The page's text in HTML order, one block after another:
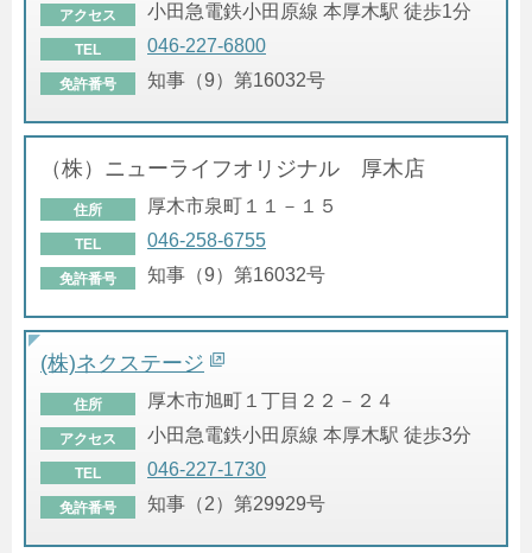
アクセス 小田急電鉄小田原線 本厚木駅 徒歩1分
TEL 046-227-6800
免許番号 知事（9）第16032号
（株）ニューライフオリジナル 厚木店
住所 厚木市泉町１１－１５
TEL 046-258-6755
免許番号 知事（9）第16032号
(株)ネクステージ
住所 厚木市旭町１丁目２２－２４
アクセス 小田急電鉄小田原線 本厚木駅 徒歩3分
TEL 046-227-1730
免許番号 知事（2）第29929号